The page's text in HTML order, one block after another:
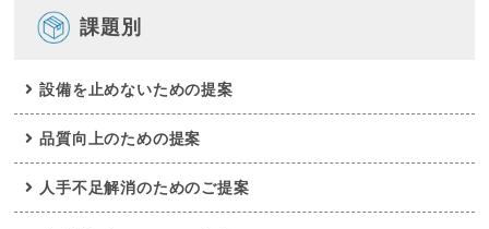
課題別
設備を止めないための提案
品質向上のための提案
人手不足解消のためのご提案